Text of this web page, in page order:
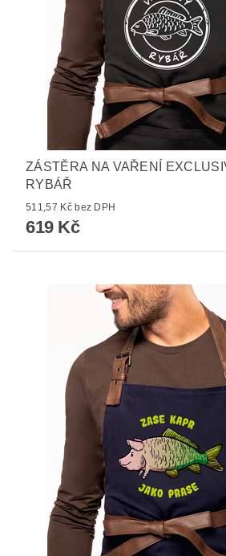
ZÁSTĚRA NA VAŘENÍ
RYBÁŘ
511,57 Kč bez DPH
619 Kč